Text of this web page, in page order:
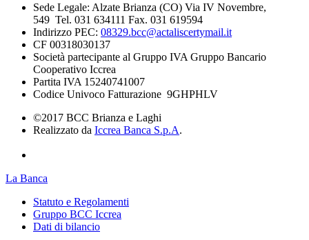
Sede Legale: Alzate Brianza (CO) Via IV Novembre,
549 Tel. 031 634111 Fax. 031 619594
Indirizzo PEC: 08329.bcc@actaliscertymail.it
CF 00318030137
Società partecipante al Gruppo IVA Gruppo Bancario
Cooperativo Iccrea
Partita IVA 15240741007
Codice Univoco Fatturazione 9GHPHLV
©2017 BCC Brianza e Laghi
Realizzato da Iccrea Banca S.p.A.
La Banca
Statuto e Regolamenti
Gruppo BCC Iccrea
Dati di bilancio